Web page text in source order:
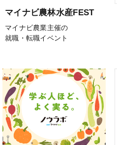
マイナビ農林水産FEST
マイナビ農業主催の
就職・転職イベント